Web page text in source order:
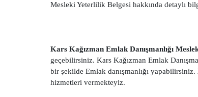
Mesleki Yeterlilik Belgesi hakkında detaylı
Kars Kağızman Emlak Danışmanlığı
geçebilirsiniz. Kars Kağızman Emlak
bir şekilde Emlak danışmanlığı yapabilirsiniz.
hizmetleri vermekteyiz.